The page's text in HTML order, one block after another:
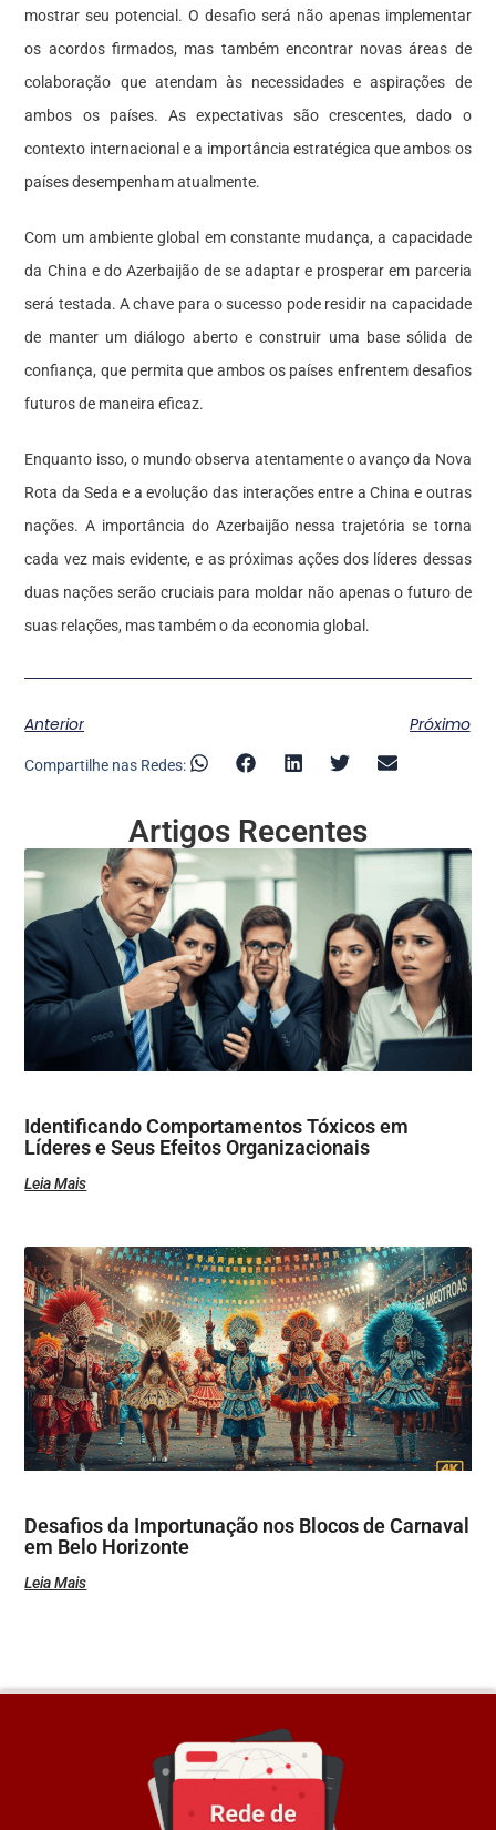
mostrar seu potencial. O desafio será não apenas implementar
os acordos firmados, mas também encontrar novas áreas de
colaboração que atendam às necessidades e aspirações de
ambos os países. As expectativas são crescentes, dado o
contexto internacional e a importância estratégica que ambos os
países desempenham atualmente.
Com um ambiente global em constante mudança, a capacidade
da China e do Azerbaijão de se adaptar e prosperar em parceria
será testada. A chave para o sucesso pode residir na capacidade
de manter um diálogo aberto e construir uma base sólida de
confiança, que permita que ambos os países enfrentem desafios
futuros de maneira eficaz.
Enquanto isso, o mundo observa atentamente o avanço da Nova
Rota da Seda e a evolução das interações entre a China e outras
nações. A importância do Azerbaijão nessa trajetória se torna
cada vez mais evidente, e as próximas ações dos líderes dessas
duas nações serão cruciais para moldar não apenas o futuro de
suas relações, mas também o da economia global.
Anterior Próximo
Compartilhe nas Redes:
Artigos Recentes
Identificando Comportamentos Tóxicos em
Líderes e Seus Efeitos Organizacionais
Leia Mais
Desafios da Importunação nos Blocos de Carnaval
em Belo Horizonte
Leia Mais